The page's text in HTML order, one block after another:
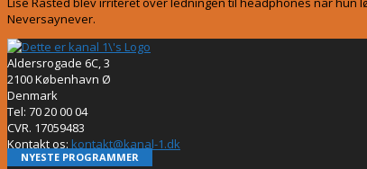
Neversaynever.
Aldersrogade 6C, 3
2100 København Ø
Denmark
Tel: 70 20 00 04
CVR. 17059483
Kontakt os: kontakt@kanal-1.dk
NYESTE PROGRAMMER